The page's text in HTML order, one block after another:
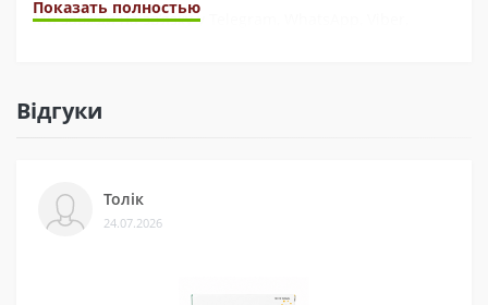
Ми завжди на зв’язку у Telegram, WhatsApp, Viber,
різних платформах. Це підтверджує, що нам можна
довіряти.
Показать полностью
Відгуки
Толік
24.07.2026